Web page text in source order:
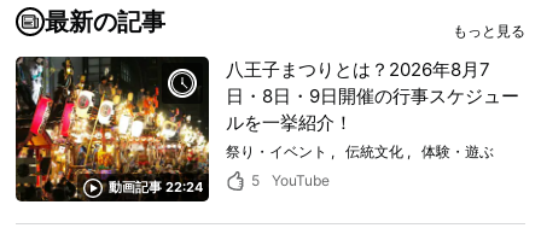
最新の記事 もっと見る
動画記事 22:24
八王子まつりとは？2026年8月7
日・8日・9日開催の行事スケジュー
ルを一挙紹介！
祭り・イベント 伝統文化
体験・遊ぶ
5
YouTube